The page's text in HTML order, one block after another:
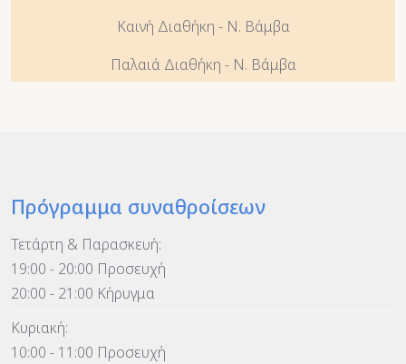
Καινή Διαθήκη - Ν. Βάμβα
Παλαιά Διαθήκη - Ν. Βάμβα
Πρόγραμμα συναθροίσεων
Τετάρτη & Παρασκευή:
19:00 - 20:00 Προσευχή
20:00 - 21:00 Κήρυγμα
Κυριακή:
10:00 - 11:00 Προσευχή